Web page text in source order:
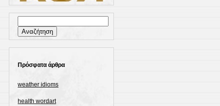
για:
Πρόσφατα άρθρα
weather idioms
health wordart